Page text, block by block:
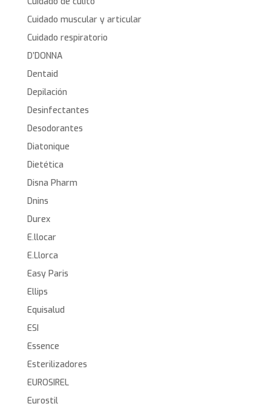
Cuidado muscular y articular
Cuidado respiratorio
D’DONNA
Dentaid
Depilación
Desinfectantes
Desodorantes
Diatonique
Dietética
Disna Pharm
Dnins
Durex
E.llocar
E.Llorca
Easy Paris
Ellips
Equisalud
ESI
Essence
Esterilizadores
EUROSIREL
Eurostil